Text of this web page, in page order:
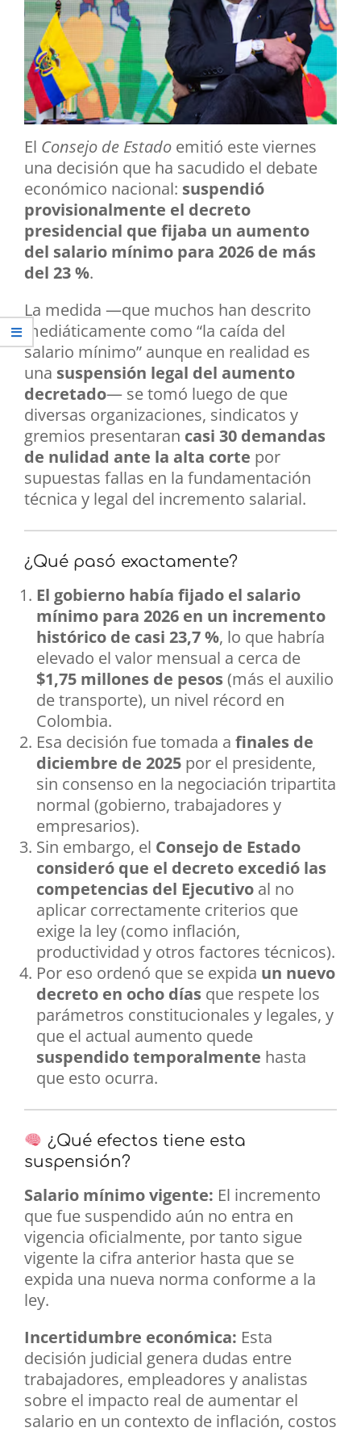
El Consejo de Estado emitió este viernes
una decisión que ha sacudido el debate
económico nacional: suspendió
provisionalmente el decreto
presidencial que fijaba un aumento
del salario mínimo para 2026 de más
del 23 %.
La medida —que muchos han descrito
mediáticamente como “la caída del
salario mínimo” aunque en realidad es
una suspensión legal del aumento
decretado— se tomó luego de que
diversas organizaciones, sindicatos y
gremios presentaran casi 30 demandas
de nulidad ante la alta corte por
supuestas fallas en la fundamentación
técnica y legal del incremento salarial.
¿Qué pasó exactamente?
El gobierno había fijado el salario
mínimo para 2026 en un incremento
histórico de casi 23,7 %, lo que habría
elevado el valor mensual a cerca de
$1,75 millones de pesos(más el auxilio
de transporte), un nivel récord en
Colombia.
Esa decisión fue tomada a finales de
diciembre de 2025 por el presidente,
sin consenso en la negociación tripartita
normal (gobierno, trabajadores y
empresarios).
Sin embargo, el Consejo de Estado
consideró que el decreto excedió las
competencias del Ejecutivo al no
aplicar correctamente criterios que
exige la ley (como inflación,
productividad y otros factores técnicos).
Por eso ordenó que se expida un nuevo
decreto en ocho días que respete los
parámetros constitucionales y legales, y
que el actual aumento quede
suspendido temporalmente hasta
que esto ocurra.
¿Qué efectos tiene esta
suspensión?
Salario mínimo vigente: El incremento
que fue suspendido aún no entra en
vigencia oficialmente, por tanto sigue
vigente la cifra anterior hasta que se
expida una nueva norma conforme a la
ley.
Incertidumbre económica: Esta
decisión judicial genera dudas entre
trabajadores, empleadores y analistas
sobre el impacto real de aumentar el
salario en un contexto de inflación, costos